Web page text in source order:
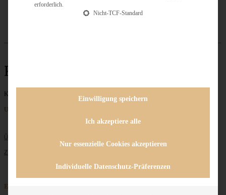
Kürbis-Hummus
Keine Beiträge gefunden
Unternehmen
ÜBER MICH
ZUSAMMENARBEIT
Entdecken
erforderlich.
Nicht-TCF-Standard
Einwilligung speichern
Ich akzeptiere alle
Nur essenzielle Cookies akzeptieren
Individuelle Datenschutz-Präferenzen